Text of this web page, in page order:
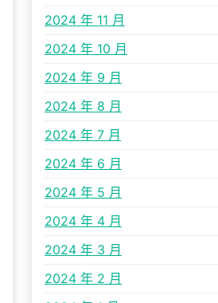
2024 年 11 月
2024 年 10 月
2024 年 9 月
2024 年 8 月
2024 年 7 月
2024 年 6 月
2024 年 5 月
2024 年 4 月
2024 年 3 月
2024 年 2 月